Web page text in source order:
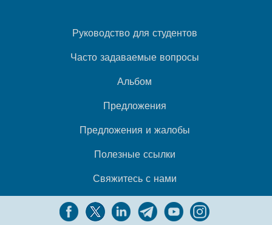
Руководство для студентов
Часто задаваемые вопросы
Альбом
Предложения
Предложения и жалобы
Полезные ссылки
Свяжитесь с нами